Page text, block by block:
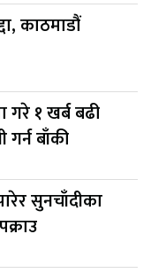
काठमाडौं
गरे १ खर्ब बढी
गर्न बाँकी
सुनचाँदीका